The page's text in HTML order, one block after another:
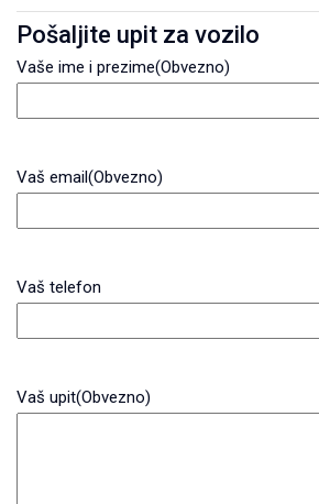
Pošaljite upit za vozilo
Vaše ime i prezime(Obvezno)
Vaš email(Obvezno)
Vaš telefon
Vaš upit(Obvezno)